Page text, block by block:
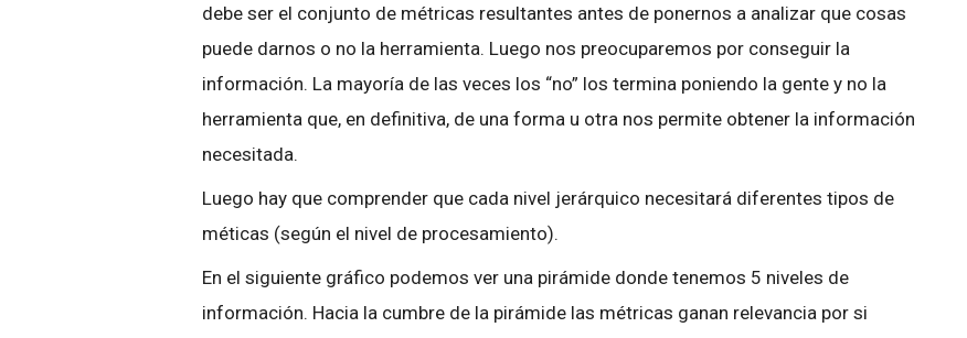
debe ser el conjunto de métricas resultantes antes de ponernos a analizar que cosas
puede darnos o no la herramienta. Luego nos preocuparemos por conseguir la
información. La mayoría de las veces los “no” los termina poniendo la gente y no la
herramienta que, en definitiva, de una forma u otra nos permite obtener la información
necesitada.
Luego hay que comprender que cada nivel jerárquico necesitará diferentes tipos de
méticas (según el nivel de procesamiento).
En el siguiente gráfico podemos ver una pirámide donde tenemos 5 niveles de
información. Hacia la cumbre de la pirámide las métricas ganan relevancia por si